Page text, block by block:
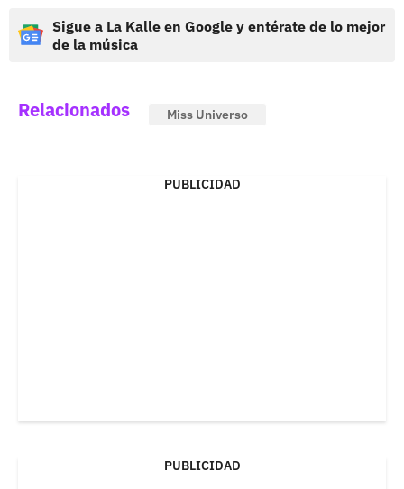
Sigue a La Kalle en Google y entérate de lo mejor
de la música
Relacionados Miss Universo
PUBLICIDAD
PUBLICIDAD